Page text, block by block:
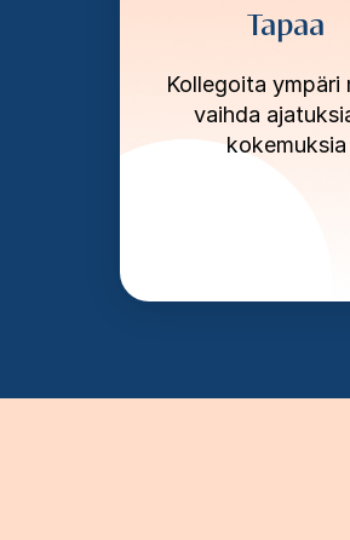
Tapaa
Kollegoita ympäri
vaihda
kokemuksia